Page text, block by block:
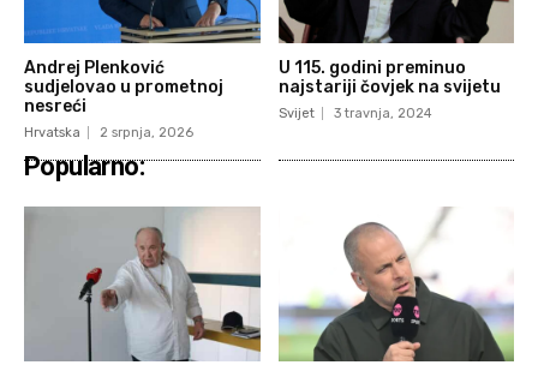
Andrej Plenković
sudjelovao u prometnoj
nesreći
Hrvatska 2 srpnja, 2026
U 115. godini preminuo
najstariji čovjek na svijetu
Svijet 3 travnja, 2024
Popularno: